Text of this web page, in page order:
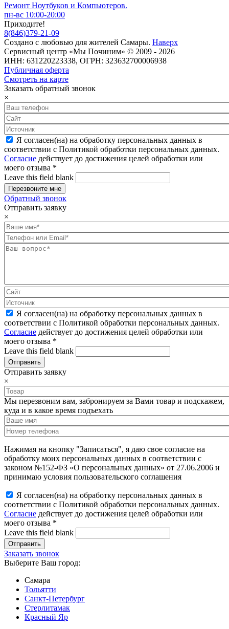
Ремонт Ноутбуков и Компьютеров.
пн-вс 10:00-20:00
Приходите!
8(846)379-21-09
Создано с любовью для жителей Самары. Наверх
Сервисный центр «Мы Починим» © 2009 - 2026
ИНН: 631220223338, ОГРН: 323632700006938
Публичная оферта
Смотреть на карте
Заказать обратный звонок
×
Я согласен(на) на обработку персональных данных в
соответствии с Политикой обработки персональных данных.
Согласие действует до достижения целей обработки или
моего отзыва *
Leave this field blank
Обратный звонок
Отправить заявку
×
Я согласен(на) на обработку персональных данных в
соответствии с Политикой обработки персональных данных.
Согласие действует до достижения целей обработки или
моего отзыва *
Leave this field blank
Отправить заявку
×
Мы перезвоним вам, забронируем за Вами товар и подскажем,
куда и в какое время подъехать
Нажимая на кнопку "Записаться", я даю свое согласие на
обработку моих персональных данных в соответствии с
законом №152-ФЗ «О персональных данных» от 27.06.2006 и
принимаю условия пользовательского соглашения
Я согласен(на) на обработку персональных данных в
соответствии с Политикой обработки персональных данных.
Согласие действует до достижения целей обработки или
моего отзыва *
Leave this field blank
Заказать звонок
Выберите Ваш город:
Самара
Тольятти
Санкт-Петербург
Стерлитамак
Красный Яр